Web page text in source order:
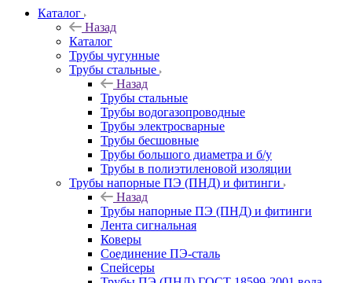
Каталог
Назад
Каталог
Трубы чугунные
Трубы стальные
Назад
Трубы стальные
Трубы водогазопроводные
Трубы электросварные
Трубы бесшовные
Трубы большого диаметра и б/у
Трубы в полиэтиленовой изоляции
Трубы напорные ПЭ (ПНД) и фитинги
Назад
Трубы напорные ПЭ (ПНД) и фитинги
Лента сигнальная
Коверы
Соединение ПЭ-сталь
Спейсеры